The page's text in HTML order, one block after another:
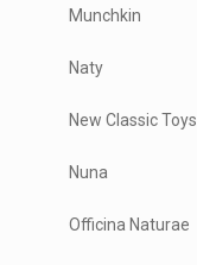
Munchkin
Naty
New Classic Toys
Nuna
Officina Naturae